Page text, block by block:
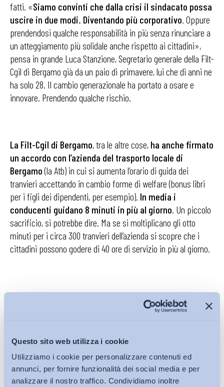
Questo sito web utilizza i cookie
Utilizziamo i cookie per personalizzare contenuti ed
annunci, per fornire funzionalità dei social media e per
analizzare il nostro traffico. Condividiamo inoltre
fatti. «Siamo convinti che dalla crisi il sindacato possa
uscire in due modi. Diventando più corporativo. Oppure
prendendosi qualche responsabilità in più senza rinunciare a
un atteggiamento più solidale anche rispetto ai cittadini»,
pensa in grande Luca Stanzione, Segretario generale della Filt-
Cgil di Bergamo già da un paio di primavere, lui che di anni ne
ha solo 28. Il cambio generazionale ha portato a osare e
innovare. Prendendo qualche rischio.
La Filt-Cgil di Bergamo, tra le altre cose, ha anche firmato
un accordo con l’azienda del trasporto locale di
Bergamo(la Atb) in cui si aumenta l’orario di guida dei
tranvieri accettando in cambio forme di welfare (bonus libri
per i figli dei dipendenti, per esempio). In media i
conducenti guidano 8 minuti in più al giorno. Un piccolo
sacrificio, si potrebbe dire. Ma se si moltiplicano gli otto
minuti per i circa 300 tranvieri dell’azienda si scopre che i
cittadini possono godere di 40 ore di servizio in più al giorno.
Gli stessi tranvieri bergamaschi hanno premiato le
. Nelle elezioni delle rappresentanze
linea della ragionevolezza premia anche altre sigle. In Atm,
azienda del trasporto pubblico meneghino, i sindacalisti dei
trasporti della Cisl hanno condotto una campagna contro lo